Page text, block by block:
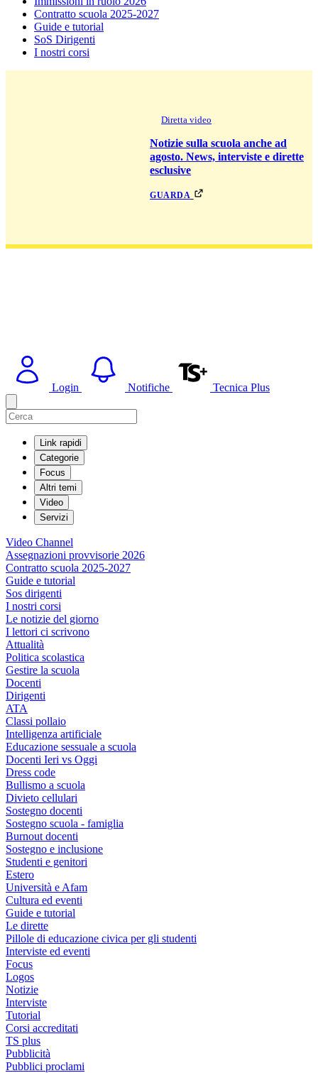
Contratto scuola 2025-2027
Guide e tutorial
SoS Dirigenti
I nostri corsi
Diretta video
Notizie sulla scuola anche ad
agosto. News, interviste e dirette
esclusive
guarda
Login Notifiche Tecnica Plus
Link rapidi
Categorie
Focus
Altri temi
Video
Servizi
Video Channel
Assegnazioni provvisorie 2026
Contratto scuola 2025-2027
Guide e tutorial
Sos dirigenti
I nostri corsi
Le notizie del giorno
I lettori ci scrivono
Attualità
Politica scolastica
Gestire la scuola
Docenti
Dirigenti
ATA
Classi pollaio
Intelligenza artificiale
Educazione sessuale a scuola
Docenti Ieri vs Oggi
Dress code
Bullismo a scuola
Divieto cellulari
Sostegno docenti
Sostegno scuola - famiglia
Burnout docenti
Sostegno e inclusione
Studenti e genitori
Estero
Università e Afam
Cultura ed eventi
Guide e tutorial
Le dirette
Pillole di educazione civica per gli studenti
Interviste ed eventi
Focus
Logos
Notizie
Interviste
Tutorial
Corsi accreditati
TS plus
Pubblicità
Pubblici proclami